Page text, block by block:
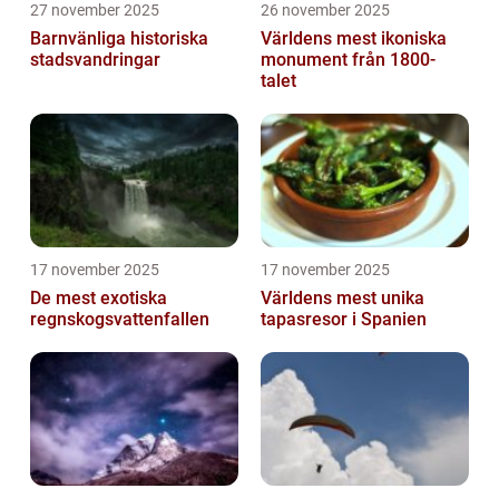
27 november 2025
Barnvänliga historiska
stadsvandringar
26 november 2025
Världens mest ikoniska
monument från 1800-
talet
17 november 2025
De mest exotiska
regnskogsvattenfallen
17 november 2025
Världens mest unika
tapasresor i Spanien